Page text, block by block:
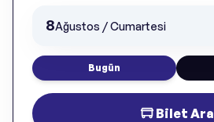
8Ağustos / Cumartesi
Bugün
Bilet Ara